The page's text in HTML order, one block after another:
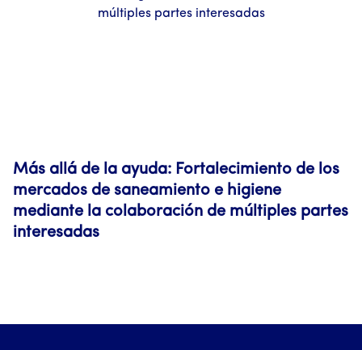
Más allá de la ayuda: Fortalecimiento de los
mercados de saneamiento e higiene
mediante la colaboración de múltiples partes
interesadas